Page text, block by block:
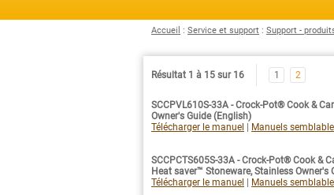
Accueil : Service et support : Support -
Résultat 1 à 15 sur 16 1 2
SCCPVL610S-33A - Crock-Pot® Cook &
Owner's Guide (English)
Télécharger le manuel
Manuels
SCCPCTS605S-33A - Crock-Pot® Cook &
Heat saver™ Stoneware, Stainless Owner's
Télécharger le manuel | Manuels